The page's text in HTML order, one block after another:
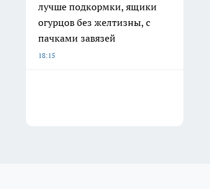
лучше подкормки, ящики
огурцов без желтизны, с
пачками завязей
18:15